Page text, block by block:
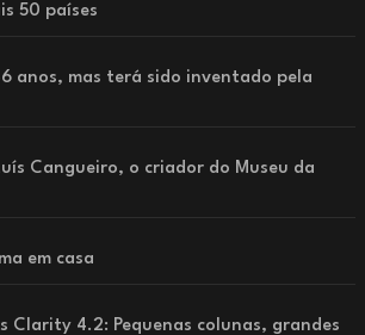
50 países
anos, mas terá sido inventado pela
Cangueiro, o criador do Museu da
em casa
Clarity 4.2: Pequenas colunas, grandes